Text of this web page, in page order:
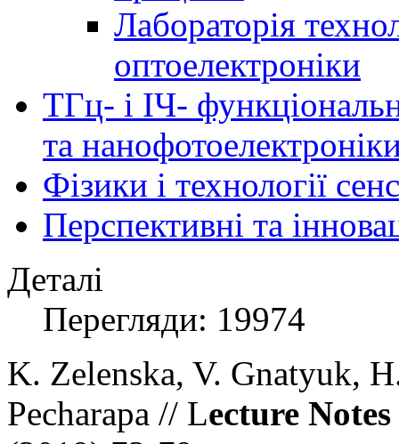
Лабораторія
оптоелектроніки
ТГц- і ІЧ-
та
Фізики і технології
Перспективні та
Деталі
Перегляди: 19974
K. Zelenska, V. Gnatyuk,
Pecharapa // Lecture